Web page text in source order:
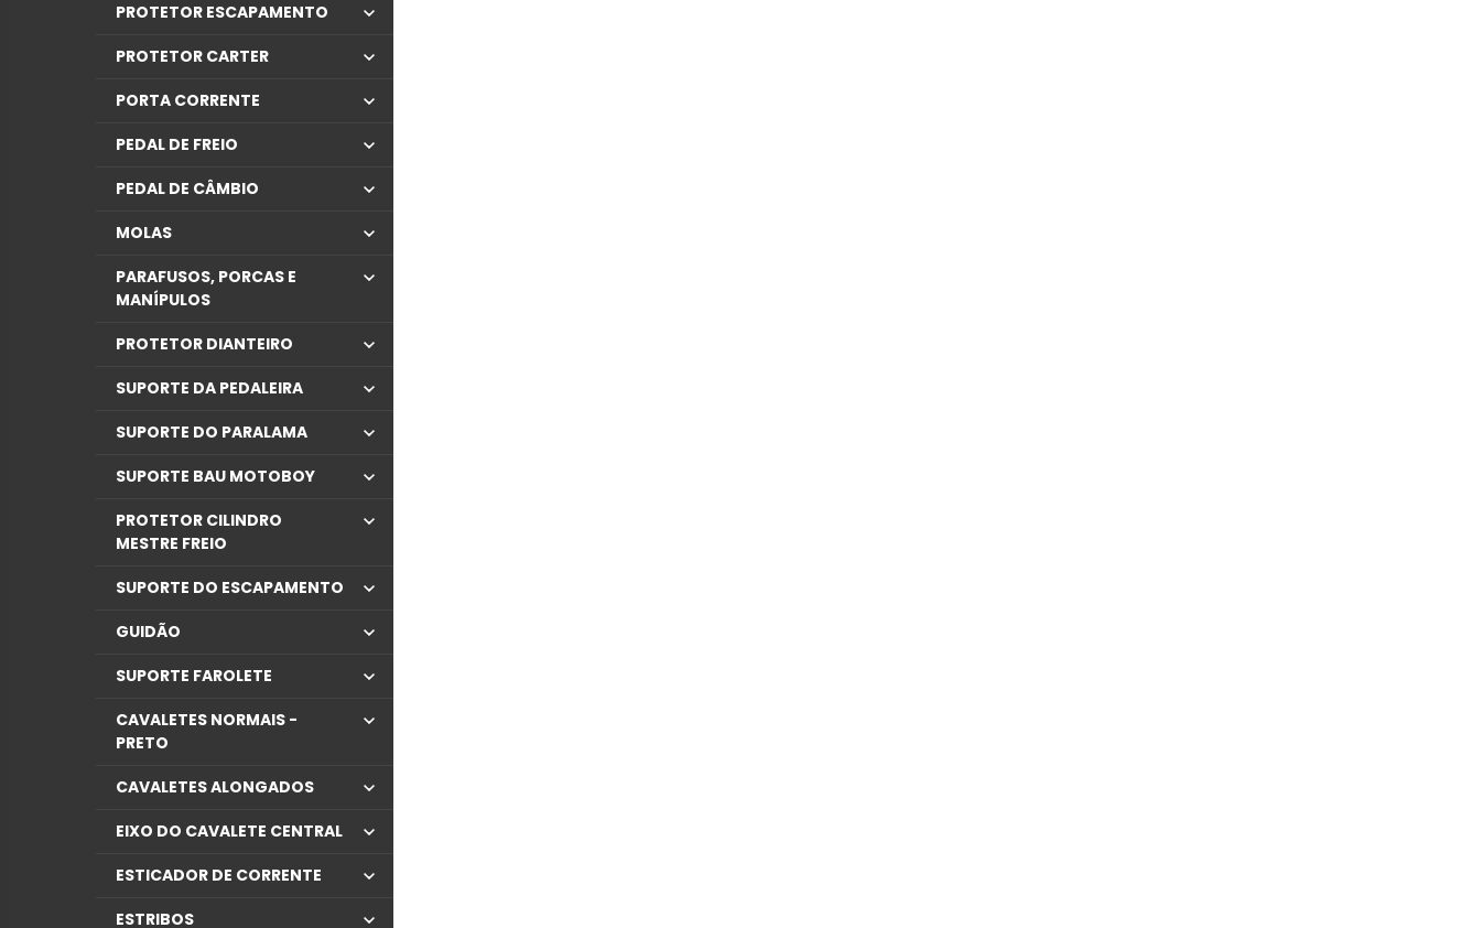
PROTETOR ESCAPAMENTO
PROTETOR CARTER
PORTA CORRENTE
PEDAL DE FREIO
PEDAL DE CÂMBIO
MOLAS
PARAFUSOS, PORCAS E
MANÍPULOS
PROTETOR DIANTEIRO
SUPORTE DA PEDALEIRA
SUPORTE DO PARALAMA
SUPORTE BAU MOTOBOY
PROTETOR CILINDRO
MESTRE FREIO
SUPORTE DO ESCAPAMENTO
GUIDÃO
SUPORTE FAROLETE
CAVALETES NORMAIS -
PRETO
CAVALETES ALONGADOS
EIXO DO CAVALETE CENTRAL
ESTICADOR DE CORRENTE
ESTRIBOS